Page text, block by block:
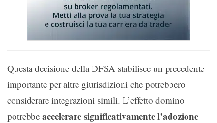
Questa decisione della DFSA stabilisce un precedente
importante per altre giurisdizioni che potrebbero
considerare integrazioni simili. L’effetto domino
potrebbe accelerare significativamente l’adozione